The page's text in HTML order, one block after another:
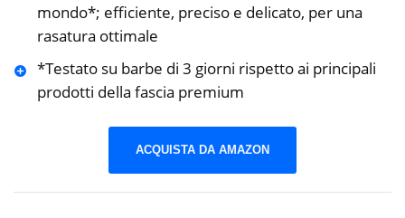
mondo*; efficiente, preciso e delicato, per una
rasatura ottimale
*Testato su barbe di 3 giorni rispetto ai principali
prodotti della fascia premium
ACQUISTA DA AMAZON